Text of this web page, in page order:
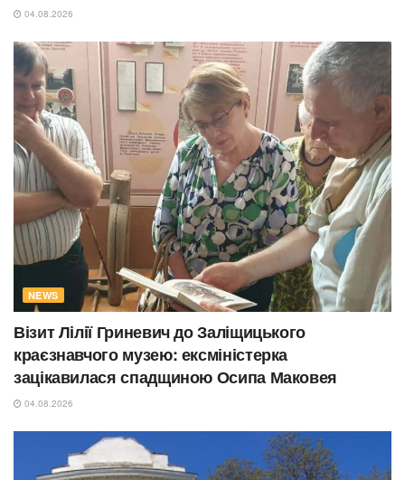
04.08.2026
NEWS
Візит Лілії Гриневич до Заліщицького
краєзнавчого музею: ексміністерка
зацікавилася спадщиною Осипа Маковея
04.08.2026